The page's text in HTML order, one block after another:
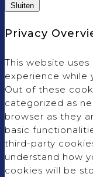
Sluiten
Privacy
This website
experience while
Out of these
categorized as
browser as they
basic
third-party
understand how
cookies will be